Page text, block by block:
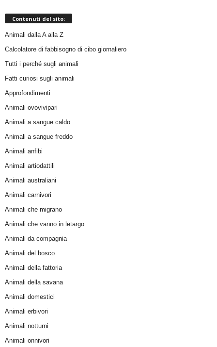
Contenuti del sito:
Animali dalla A alla Z
Calcolatore di fabbisogno di cibo giornaliero
Tutti i perché sugli animali
Fatti curiosi sugli animali
Approfondimenti
Animali ovovivipari
Animali a sangue caldo
Animali a sangue freddo
Animali anfibi
Animali artiodattili
Animali australiani
Animali carnivori
Animali che migrano
Animali che vanno in letargo
Animali da compagnia
Animali del bosco
Animali della fattoria
Animali della savana
Animali domestici
Animali erbivori
Animali notturni
Animali onnivori